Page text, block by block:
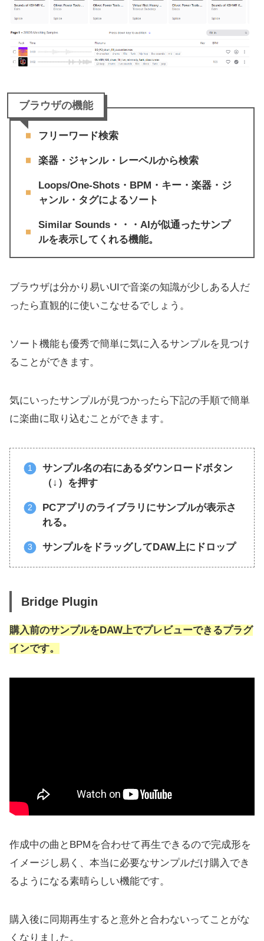
ブラウザの機能
フリーワード検索
楽器・ジャンル・レーベルから検索
Loops/One-Shots・BPM・キー・楽器・ジ
ャンル・タグによるソート
Similar Sounds・・・AIが似通ったサンプ
ルを表示してくれる機能。
ブラウザは分かり易いUIで音楽の知識が少しある人だ
ったら直観的に使いこなせるでしょう。
ソート機能も優秀で簡単に気に入るサンプルを見つけ
ることができます。
気にいったサンプルが見つかったら下記の手順で簡単
に楽曲に取り込むことができます。
サンプル名の右にあるダウンロードボタン
（↓）を押す
PCアプリのライブラリにサンプルが表示さ
れる。
サンプルをドラッグしてDAW上にドロップ
Bridge Plugin
購入前のサンプルをDAW上でプレビューできるプラグ
インです。
作成中の曲とBPMを合わせて再生できるので完成形を
イメージし易く、本当に必要なサンプルだけ購入でき
るようになる素晴らしい機能です。
購入後に同期再生すると意外と合わないってことがな
くなりました。